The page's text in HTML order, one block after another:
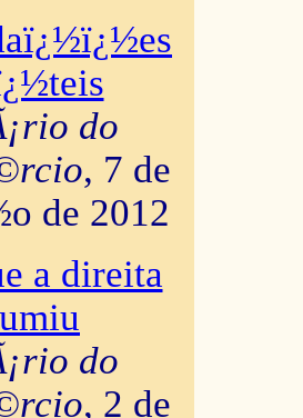
do
, 7 de
de 2012
a direita
do
, 2 de